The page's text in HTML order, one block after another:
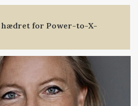
hædret for Power-to-X-